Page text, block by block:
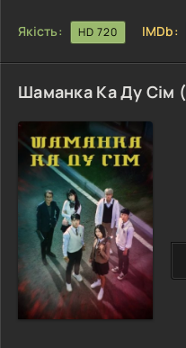
Якість: HD 720 IMDb:
Шаманка Ка Ду Сім (